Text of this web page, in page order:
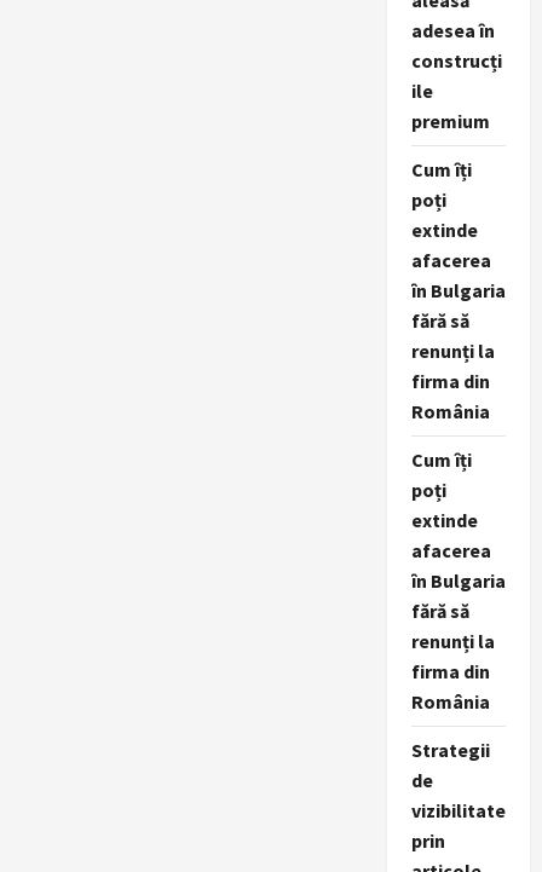
adesea în
construcți
ile
premium
Cum îți
poți
extinde
afacerea
în Bulgaria
fără să
renunți la
firma din
România
Cum îți
poți
extinde
afacerea
în Bulgaria
fără să
renunți la
firma din
România
Strategii
de
vizibilitate
prin